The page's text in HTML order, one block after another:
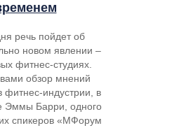
речь пойдет об
новом явлении –
фитнес-студиях.
обзор мнений
фитнес-индустрии, в
Эммы Барри, одного
спикеров «МФорум